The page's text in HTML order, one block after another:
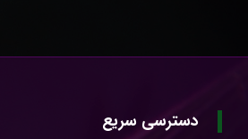
دسترسی سریع